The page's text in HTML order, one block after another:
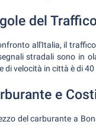
del
all'Italia, il
stradali sono in
di velocità in città è di
e
del carburante a